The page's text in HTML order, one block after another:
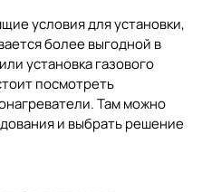
условия для установки,
более выгодной в
установка газового
посмотреть
. Там можно
и выбрать решение